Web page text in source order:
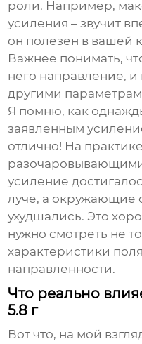
роли. Например,
усиления – звучит
он полезен в вашей
Важнее понимать,
него направление, и
другими
Я помню, как
заявленным
отлично! На
усиление
луче, а окружающие
ухудшались. Это
нужно смотреть не
характеристики
направленности.
Что реально
5.8 г
Вот что, на мой